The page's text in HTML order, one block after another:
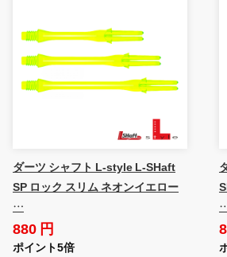
ダーツ シャフト L-style L-SHaft
SP ロック スリム ネオンイエロー
…
880 円
ポイント5倍